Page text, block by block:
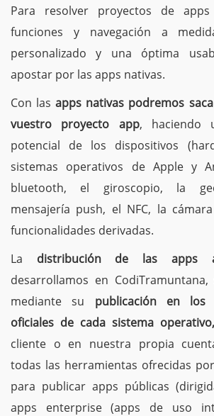
Para resolver proyectos de
funciones y navegación a
personalizado y una óptima
apostar por las apps nativas.
Con lasapps nativas podremos
vuestro proyecto app, haciendo
potencial de los dispositivos
sistemas operativos de Apple y
bluetooth, el giroscopio, la
mensajería push, el NFC, la
funcionalidades derivadas.
La distribución de las apps
desarrollamos en
mediante su publicaciónen los
oficiales de cada sistema operativo,
cliente o en nuestra propia
todas las herramientas ofrecidas
para publicar apps públicas
apps enterprise (apps de uso